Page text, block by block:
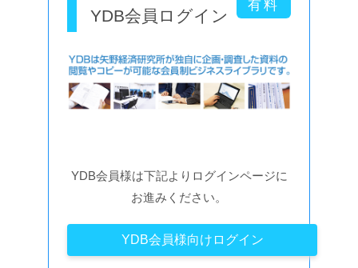
YDB会員ログイン
YDB会員様は下記よりログインページに
お進みください。
YDB会員様向けログイン